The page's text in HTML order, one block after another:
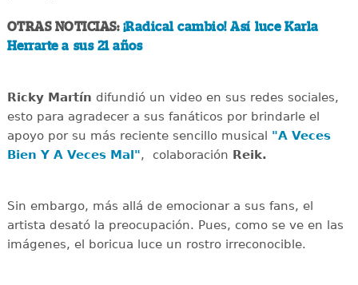
OTRAS NOTICIAS: ¡Radical cambio! Así luce Karla
Herrarte a sus 21 años
Ricky Martín difundió un video en sus redes sociales,
esto para agradecer a sus fanáticos por brindarle el
apoyo por su más reciente sencillo musical "A Veces
Bien Y A Veces Mal", colaboración Reik.
Sin embargo, más allá de emocionar a sus fans, el
artista desató la preocupación. Pues, como se ve en las
imágenes, el boricua luce un rostro irreconocible.